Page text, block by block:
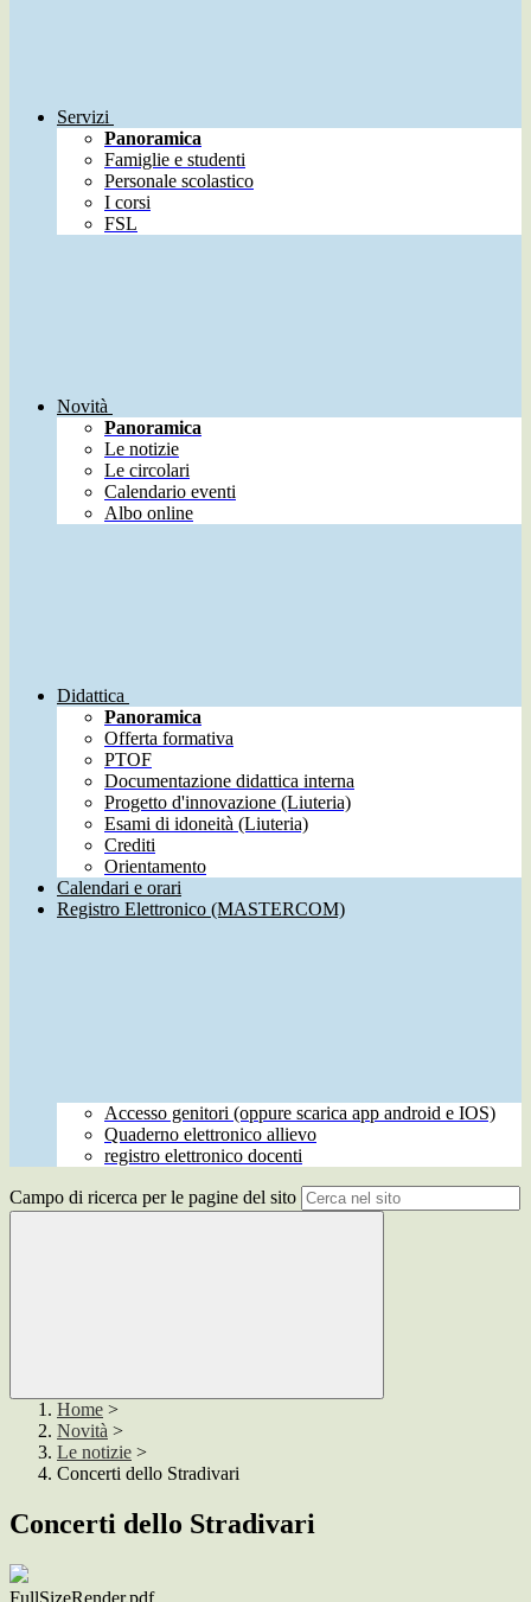
Servizi
Panoramica
Famiglie e studenti
Personale scolastico
I corsi
FSL
Novità
Panoramica
Le notizie
Le circolari
Calendario eventi
Albo online
Didattica
Panoramica
Offerta formativa
PTOF
Documentazione didattica interna
Progetto d'innovazione (Liuteria)
Esami di idoneità (Liuteria)
Crediti
Orientamento
Calendari e orari
Registro Elettronico (MASTERCOM)
Accesso genitori (oppure scarica app android e IOS)
Quaderno elettronico allievo
registro elettronico docenti
Campo di ricerca per le pagine del sito
Home >
Novità >
Le notizie >
Concerti dello Stradivari
Concerti dello Stradivari